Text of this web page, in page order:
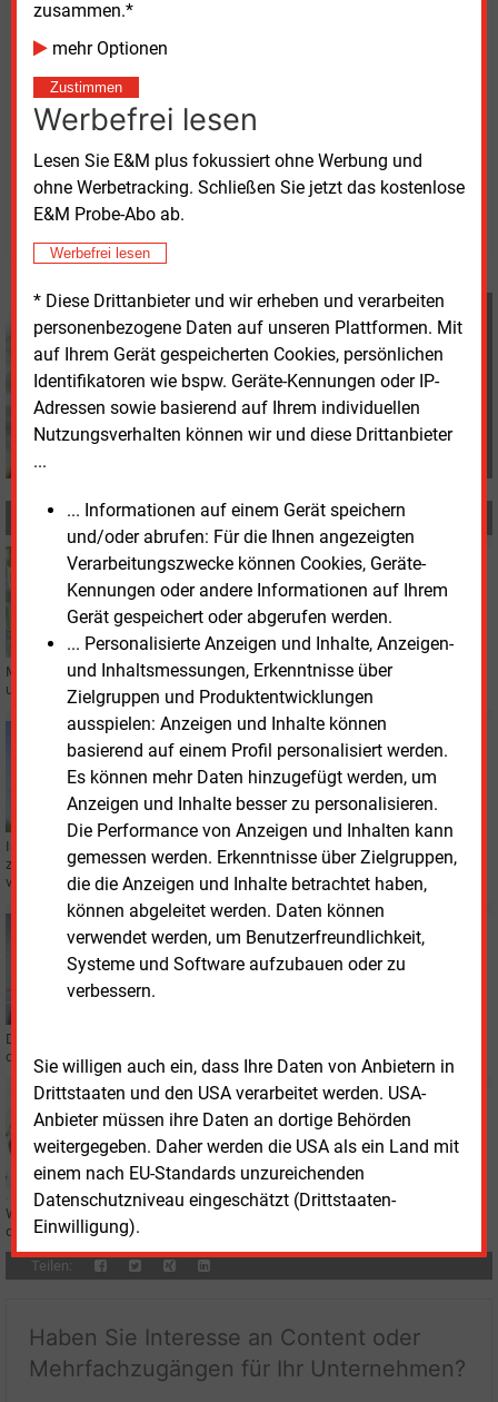
zusammen.*
mehr Optionen
Zustimmen
Werbefrei lesen
Lesen Sie E&M plus fokussiert ohne Werbung und
ohne Werbetracking. Schließen Sie jetzt das kostenlose
E&M Probe-Abo ab.
Werbefrei lesen
* Diese Drittanbieter und wir erheben und verarbeiten
personenbezogene Daten auf unseren Plattformen. Mit
auf Ihrem Gerät gespeicherten Cookies, persönlichen
Identifikatoren wie bspw. Geräte-Kennungen oder IP-
Adressen sowie basierend auf Ihrem individuellen
Nutzungsverhalten können wir und diese Drittanbieter
...
... Informationen auf einem Gerät speichern
und/oder abrufen: Für die Ihnen angezeigten
Verarbeitungszwecke können Cookies, Geräte-
Kennungen oder andere Informationen auf Ihrem
Gerät gespeichert oder abgerufen werden.
... Personalisierte Anzeigen und Inhalte, Anzeigen-
und Inhaltsmessungen, Erkenntnisse über
Zielgruppen und Produktentwicklungen
ausspielen: Anzeigen und Inhalte können
basierend auf einem Profil personalisiert werden.
Es können mehr Daten hinzugefügt werden, um
Anzeigen und Inhalte besser zu personalisieren.
Die Performance von Anzeigen und Inhalten kann
gemessen werden. Erkenntnisse über Zielgruppen,
die die Anzeigen und Inhalte betrachtet haben,
können abgeleitet werden. Daten können
verwendet werden, um Benutzerfreundlichkeit,
Systeme und Software aufzubauen oder zu
verbessern.
Sie willigen auch ein, dass Ihre Daten von Anbietern in
Drittstaaten und den USA verarbeitet werden. USA-
Anbieter müssen ihre Daten an dortige Behörden
weitergegeben. Daher werden die USA als ein Land mit
einem nach EU-Standards unzureichenden
Datenschutzniveau eingeschätzt (Drittstaaten-
Einwilligung).
neuer Projekte übernimmt das Unternehmen auch
Service, Betriebsführung und Netzdienstleistungen.
Investitionen erfolgen sowohl direkt als auch über
Bürgergesellschaften.
Montag, 24.02.2025, 10:49 Uhr
Davina Spohn
© 2026 Energie & Management GmbH
Davina Spohn
+49 (0) 8152 9311 18
d.spohn@energie-und-
management.de
MEHR ZUM THEMA
Mittwoch, 4.06.2025, 11:33
FINANZIERUNG
Naturstrom-AG-Tochter bringt neue Aktien in Umlauf
Mit frischem Kapital will Naturenergy neue Wind- und Solaranlagen
umsetzen – und setzt dabei auf Beteiligung vieler Anleger.
WINDKRAFT
Deutschland Primus bei neuen Windanlagen in
Europa
In Europa wurden 2024 laut Wind Europe 16.400 MW Windkraftleistung
zugebaut, 13.000 MW davon in der EU. Trotzdem würden die EU-Ziele
verfehlt, kritisiert der Windverband.
Freitag, 20.12.2024, 11:42
Naturstrom stärkt seine Position bei kirchlichen
Kunden
Die Naturstrom AG übernimmt zum Jahreswechsel 90 Prozent der Anteile an
der HKD Handelsgesellschaft für Kirche und Diakonie mbH in Kiel.
Mittwoch, 11.12.2024, 09:05
VERTRIEB
Technikaffine Haushalte schätzen dynamische Tarife
Wer smarte Energietechnik zu Hause hat, der ist auch aufgeschlossener für
dynamische Tarife, so eine Umfrage.
Teilen:
Haben Sie Interesse an Content oder
Mehrfachzugängen für Ihr Unternehmen?